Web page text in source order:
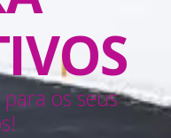
os seus